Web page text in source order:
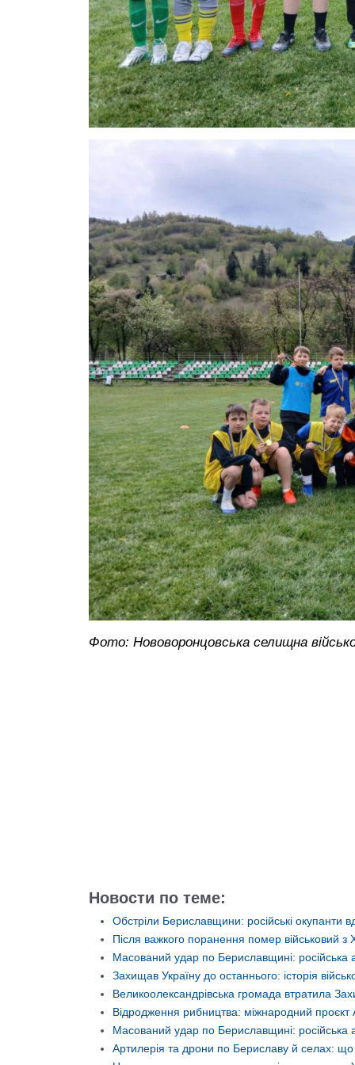
Фото: Нововоронцовська селищна
Новости по теме:
Обстріли Бериславщини: російські окупанти
Після важкого поранення помер військовий
Масований удар по Бериславщині: російська
Захищав Україну до останнього: історія
Великоолександрівська громада втратила
Відродження рибництва: міжнародний проєкт
Масований удар по Бериславщині: російська
Артилерія та дрони по Бериславу й селах: